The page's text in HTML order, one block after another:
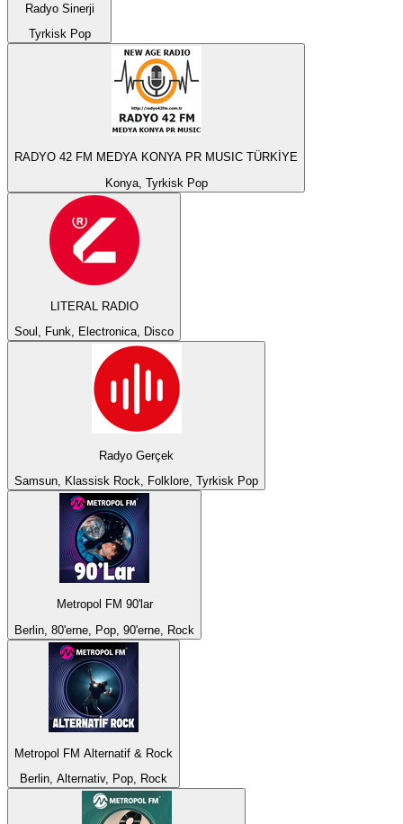
Radyo Sinerji
Tyrkisk Pop
RADYO 42 FM MEDYA KONYA PR MUSIC TÜRKİYE
Konya, Tyrkisk Pop
LITERAL RADIO
Soul, Funk, Electronica, Disco
Radyo Gerçek
Samsun, Klassisk Rock, Folklore, Tyrkisk Pop
Metropol FM 90'lar
Berlin, 80'erne, Pop, 90'erne, Rock
Metropol FM Alternatif & Rock
Berlin, Alternativ, Pop, Rock